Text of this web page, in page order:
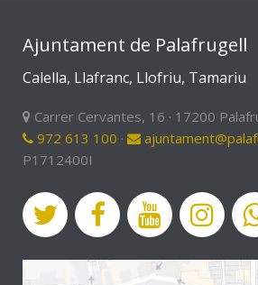
Ajuntament de Palafrugell
Calella, Llafranc, Llofriu, Tamariu
Carrer Cervantes, 16 · 17200
972 613 100 ·
P1712400I